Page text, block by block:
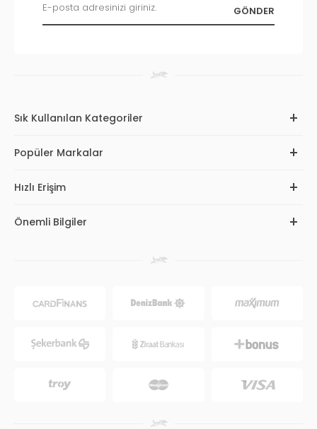
Sık Kullanılan Kategoriler
Popüler Markalar
Hızlı Erişim
Önemli Bilgiler